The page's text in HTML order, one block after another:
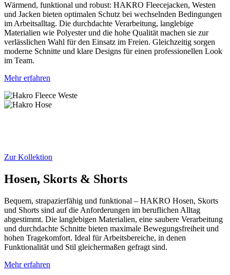
Wärmend, funktional und robust: HAKRO Fleecejacken, Westen
und Jacken bieten optimalen Schutz bei wechselnden Bedingungen
im Arbeitsalltag. Die durchdachte Verarbeitung, langlebige
Materialien wie Polyester und die hohe Qualität machen sie zur
verlässlichen Wahl für den Einsatz im Freien. Gleichzeitig sorgen
moderne Schnitte und klare Designs für einen professionellen Look
im Team.
Mehr erfahren
Zur Kollektion
Hosen, Skorts & Shorts
Bequem, strapazierfähig und funktional – HAKRO Hosen, Skorts
und Shorts sind auf die Anforderungen im beruflichen Alltag
abgestimmt. Die langlebigen Materialien, eine saubere Verarbeitung
und durchdachte Schnitte bieten maximale Bewegungsfreiheit und
hohen Tragekomfort. Ideal für Arbeitsbereiche, in denen
Funktionalität und Stil gleichermaßen gefragt sind.
Mehr erfahren